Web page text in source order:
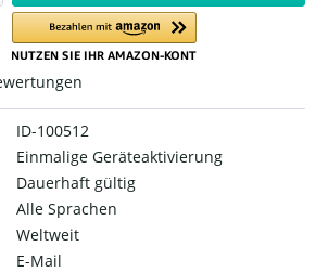
ID-100512
Einmalige Geräteaktivierung
Dauerhaft gültig
Alle Sprachen
Weltweit
E-Mail